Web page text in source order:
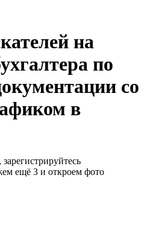
на
по
со
в
ещё 3 и откроем фото